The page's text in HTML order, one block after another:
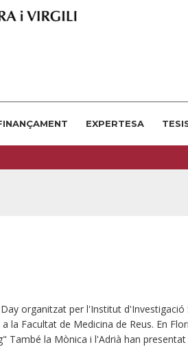
EXPERTESA
organitzat per l'Institut d'Investigació
la Facultat de Medicina de Reus. En
També la Mònica i l'Adrià han presentat